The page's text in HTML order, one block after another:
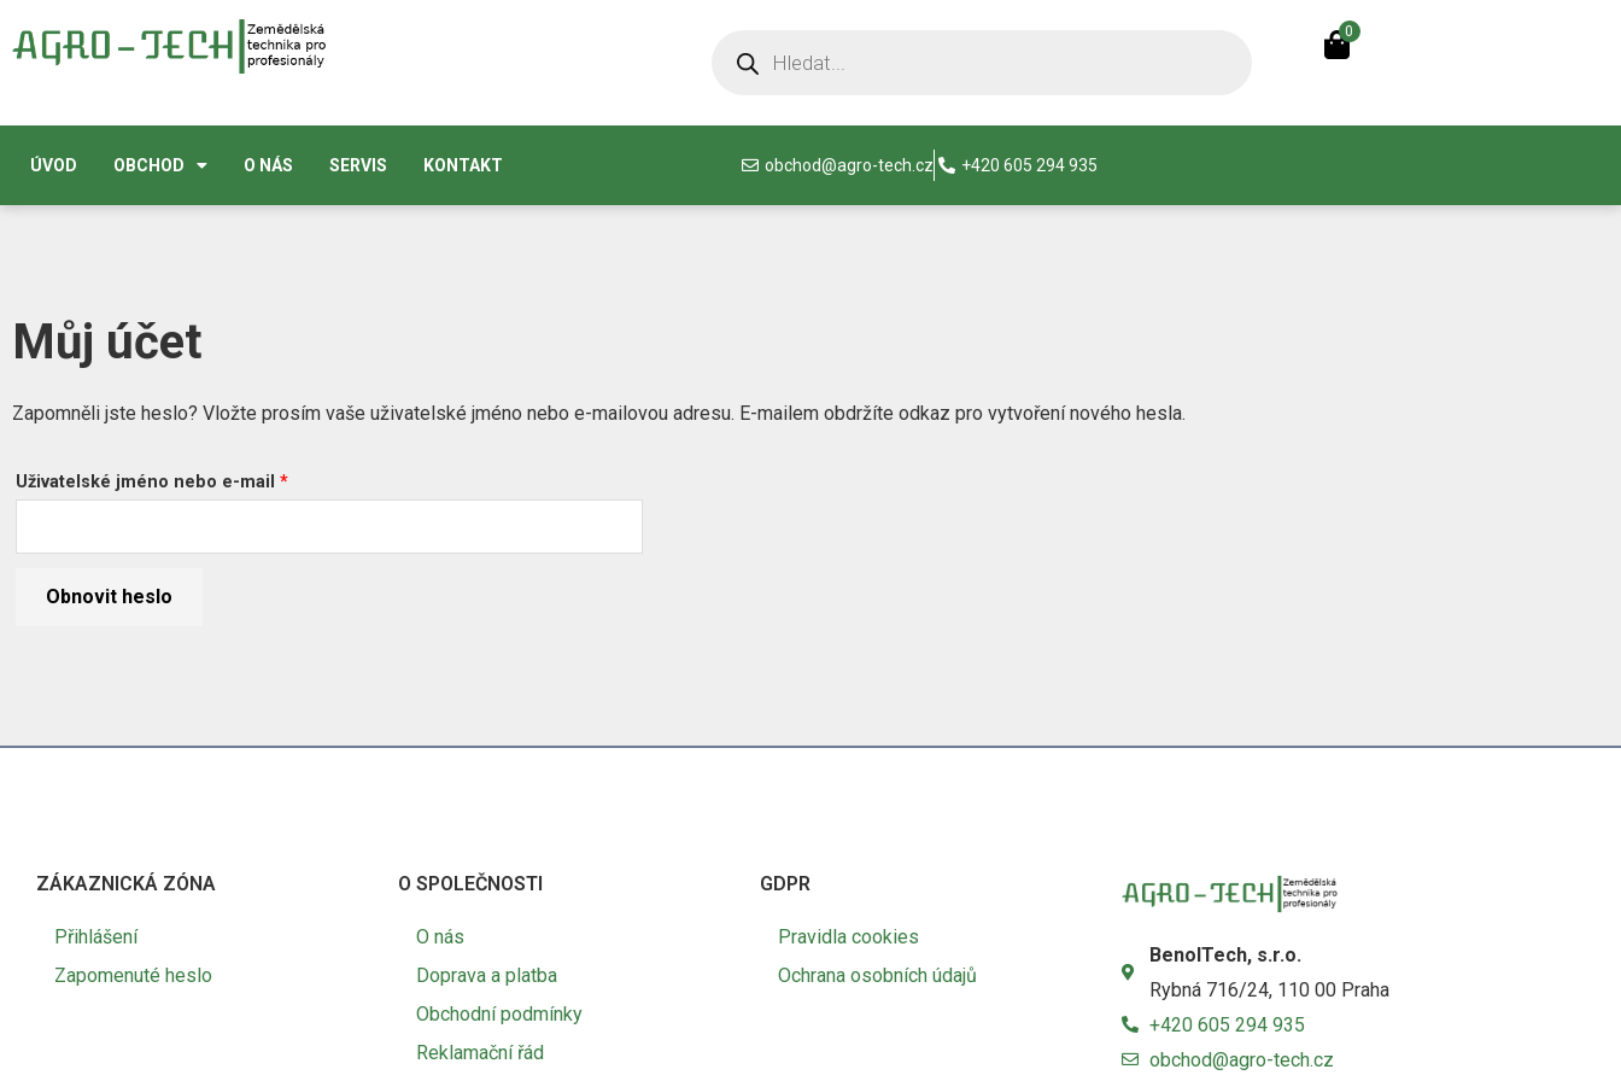
0
ÚVOD OBCHOD O NÁS SERVIS KONTAKT obchod@agro-tech.cz +420 605 294 935
Můj účet
Zapomněli jste heslo? Vložte prosím vaše uživatelské jméno nebo e-mailovou adresu. E-mailem obdržíte odkaz pro vytvoření nového hesla.
Uživatelské jméno nebo e-mail *
Obnovit heslo
ZÁKAZNICKÁ ZÓNA
Přihlášení
Zapomenuté heslo
O SPOLEČNOSTI
O nás
Doprava a platba
Obchodní podmínky
Reklamační řád
GDPR
Pravidla cookies
Ochrana osobních údajů
BenolTech, s.r.o.
Rybná 716/24, 110 00 Praha
+420 605 294 935
obchod@agro-tech.cz